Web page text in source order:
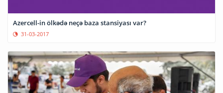
Azercell-in ölkədə neçə baza stansiyası var?
31-03-2017